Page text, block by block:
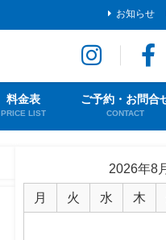
お知らせ
料金表
PRICE LIST
ご予約・お問合
CONTACT
2026年8
月 火 水 木